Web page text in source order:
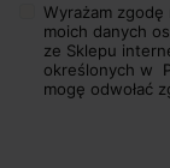
Wyrażam zgodę
moich danych
ze Sklepu
określonych w
mogę odwołać